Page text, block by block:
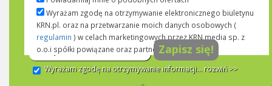
Wyrażam zgodę na otrzymywanie elektronicznego biuletynu
KRN.pl. oraz na przetwarzanie moich danych osobowych (
regulamin ) w celach marketingowych przez KRN media sp. z
o.o.i spółki powiązane oraz partnerów handlowych.
Biuletyn KRN.pl
Zapisz się!
Wyrażam zgodę na otrzymywanie informacji... rozwiń >>